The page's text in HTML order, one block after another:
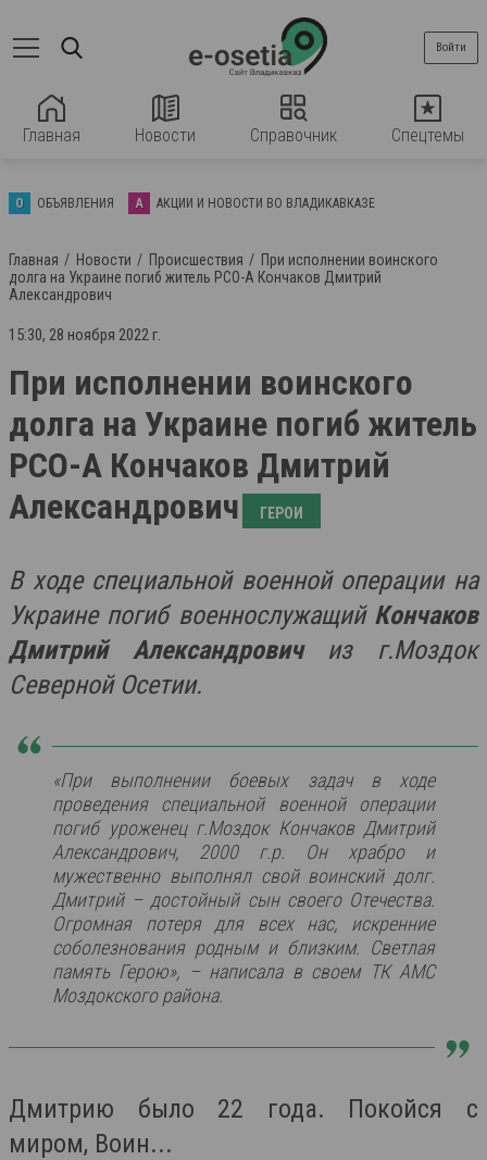
Главная Новости Справочник Спецтемы
Войти
О ОБЪЯВЛЕНИЯ А АКЦИИ И НОВОСТИ ВО ВЛАДИКАВКАЗЕ
Главная Новости Происшествия
При исполнении воинского
долга на Украине погиб житель РСО-А Кончаков Дмитрий
Александрович
15:30, 28 ноября 2022 г.
При исполнении воинского
долга на Украине погиб житель
РСО-А Кончаков Дмитрий
Александрович
ГЕРОИ
В ходе специальной военной операции на
Украине погиб военнослужащий Кончаков
Дмитрий Александровичиз г.Моздок
Северной Осетии.
«При выполнении боевых задач в ходе
проведения специальной военной операции
погиб уроженец г.Моздок Кончаков Дмитрий
Александрович, 2000 г.р. Он храбро и
мужественно выполнял свой воинский долг.
Дмитрий – достойный сын своего Отечества.
Огромная потеря для всех нас, искренние
соболезнования родным и близким. Светлая
память Герою», – написала в своем ТК АМС
Моздокского района.
Дмитрию было 22 года. Покойся с
миром, Воин...